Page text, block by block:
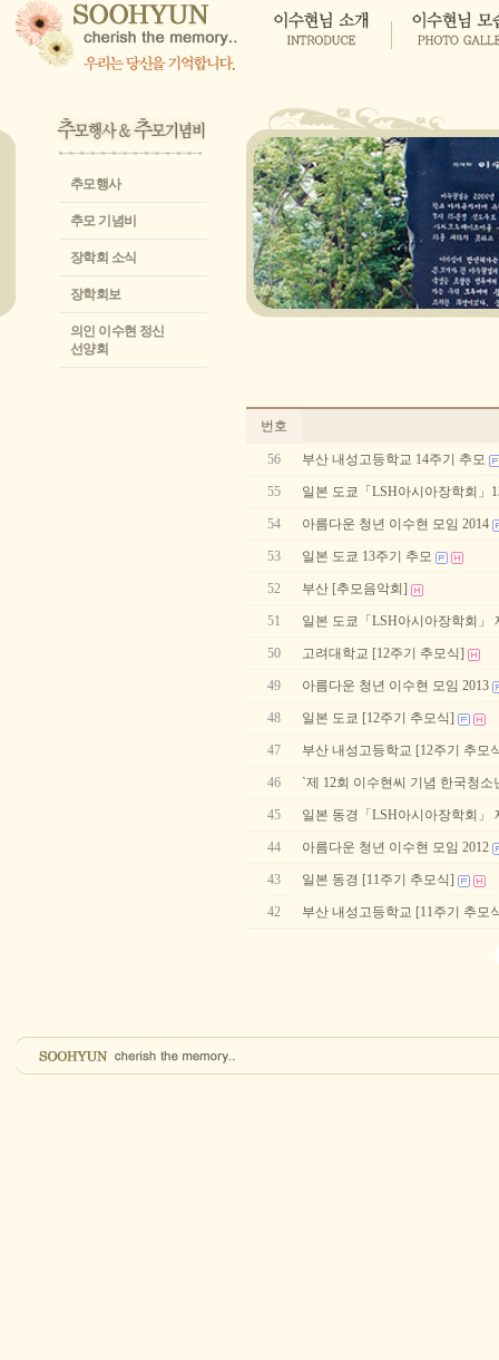
추모행사
추모 기념비
장학회 소식
장학회보
의인 이수현 정신
선양회
번호
56 부산 내성고등학교 14주기 추모
55 일본 도쿄「LSH아시아장학회」
54 아름다운 청년 이수현 모임 2014
53 일본 도쿄 13주기 추모
52 부산 [추모음악회]
51 일본 도쿄「LSH아시아장학회」
50 고려대학교 [12주기 추모식]
49 아름다운 청년 이수현 모임 2013
48 일본 도쿄 [12주기 추모식]
47 부산 내성고등학교 [12주기 추모
46 `제 12회 이수현씨 기념 한국청
45 일본 동경「LSH아시아장학회」
44 아름다운 청년 이수현 모임 2012
43 일본 동경 [11주기 추모식]
42 부산 내성고등학교 [11주기 추모